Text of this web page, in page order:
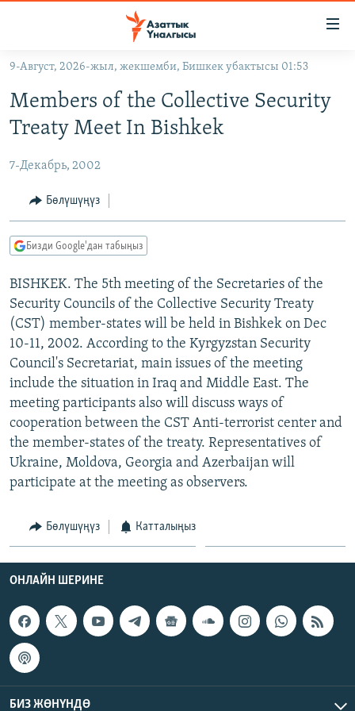
Навигацияга
өтүңүз
салыңызКЫРГЫЗСТАН
САЯСАТ
ЭКОНОМИКА
ДҮЙНӨ
ДҮЙНӨ
БОРБОР АЗИЯ
УКРАИНА
АТАЙЫН ИЛИКТӨӨ
БҮГҮН АЗАТТЫКТА
ЭКСПЕРТТЕР ТАЛДАЙТ
БИЗ ЖАНА ДҮЙНӨ
ДАНИСТЕ
ЭЖЕ-СИҢДИЛЕР
АЗАТТЫК+
ЫҢГАЙСЫЗ СУРООЛОР
ПОДКАСТ
ӨЗГӨЧӨ ПИКИР
Русский
ОНЛАЙН ШЕРИНЕ
ЭЕ/АРнун бардык сайттары
9-Август, 2026-жыл, жекшемби, Бишкек убактысы 01:53
Members of the Collective Security
Treaty Meet In Bishkek
7-Декабрь, 2002
Бөлүшүңүз
Бизди Google'дан табыңыз
BISHKEK. The 5th meeting of the Secretaries of the
Security Councils of the Collective Security Treaty
(CST) member-states will be held in Bishkek on Dec
10-11, 2002. According to the Kyrgyzstan Security
Council's Secretariat, main issues of the meeting
include the situation in Iraq and Middle East. The
meeting participants also will discuss ways of
cooperation between the CST Anti-terrorist center and
the member-states of the treaty. Representatives of
Ukraine, Moldova, Georgia and Azerbaijan will
participate at the meeting as observers.
Бөлүшүңүз Катталыңыз
ОНЛАЙН ШЕРИНЕ
БИЗ ЖӨНҮНДӨ